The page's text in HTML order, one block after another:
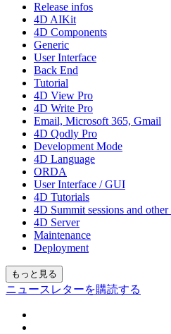
Release infos
4D AIKit
4D Components
Generic
User Interface
Back End
Tutorial
4D View Pro
4D Write Pro
Email, Microsoft 365, Gmail
4D Qodly Pro
Development Mode
4D Language
ORDA
User Interface / GUI
4D Tutorials
4D Summit sessions and
4D Server
Maintenance
Deployment
もっと見る
ニュースレターを購読する